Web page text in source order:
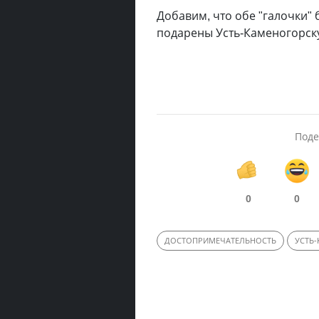
Добавим, что обе "галочки"
подарены Усть-
0 0
ДОСТОПРИМЕЧАТЕЛЬНОСТЬ